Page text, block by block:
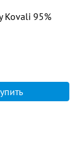
Kovali 95%